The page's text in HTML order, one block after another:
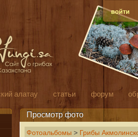
войти
алатау статьи форум
Просмотр фото
Фотоальбомы > Грибы